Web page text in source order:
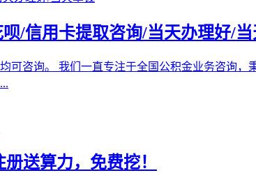
/信用卡提取咨询/当天办理好/
可咨询。 我们一直专注于全国公积金业务咨询
送算力，免费挖！